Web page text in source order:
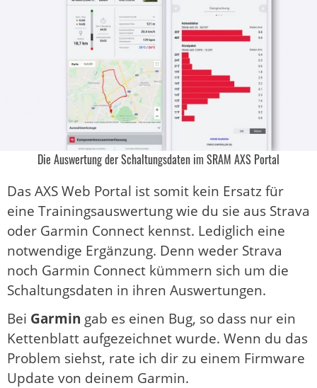
Die Auswertung der Schaltungsdaten im SRAM AXS Portal
Das AXS Web Portal ist somit kein Ersatz für
eine Trainingsauswertung wie du sie aus Strava
oder Garmin Connect kennst. Lediglich eine
notwendige Ergänzung. Denn weder Strava
noch Garmin Connect kümmern sich um die
Schaltungsdaten in ihren Auswertungen.
Bei Garmin gab es einen Bug, so dass nur ein
Kettenblatt aufgezeichnet wurde. Wenn du das
Problem siehst, rate ich dir zu einem Firmware
Update von deinem Garmin.